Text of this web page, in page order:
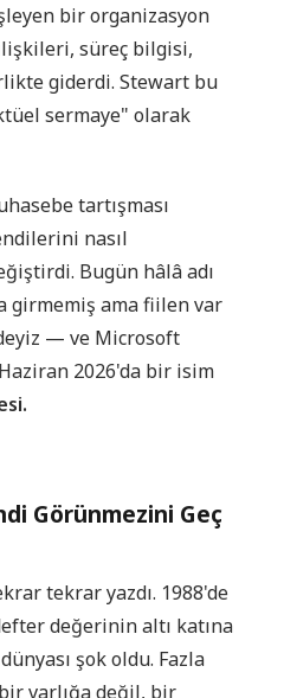
bir organizasyon
süreç bilgisi,
giderdi. Stewart bu
sermaye" olarak
tartışması
nasıl
Bugün hâlâ adı
girmemiş ama fiilen var
— ve Microsoft
2026'da bir isim
Görünmezini Geç
tekrar yazdı. 1988'de
değerinin altı katına
şok oldu. Fazla
varlığa değil, bir